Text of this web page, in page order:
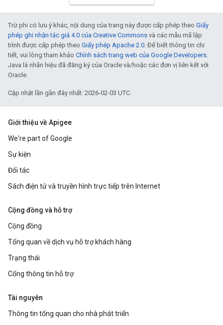
Trừ phi có lưu ý khác, nội dung của trang này được cấp phép theo Giấy
phép ghi nhận tác giả 4.0 của Creative Commons và các mẫu mã lập
trình được cấp phép theo Giấy phép Apache 2.0. Để biết thông tin chi
tiết, vui lòng tham khảo Chính sách trang web của Google Developers.
Java là nhãn hiệu đã đăng ký của Oracle và/hoặc các đơn vị liên kết với
Oracle.
Cập nhật lần gần đây nhất: 2026-02-03 UTC.
Giới thiệu về Apigee
We're part of Google
Sự kiện
Đối tác
Sách điện tử và truyền hình trực tiếp trên Internet
Cộng đồng và hỗ trợ
Cộng đồng
Tổng quan về dịch vụ hỗ trợ khách hàng
Trạng thái
Cổng thông tin hỗ trợ
Tài nguyên
Thông tin tổng quan cho nhà phát triển